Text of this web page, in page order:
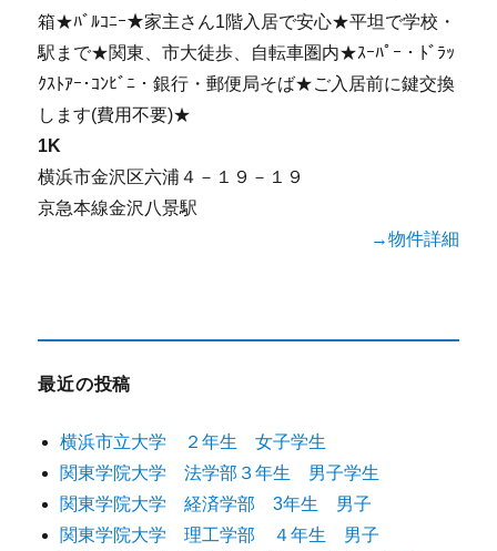
箱★ﾊﾞﾙｺﾆｰ★家主さん1階入居で安心★平坦で学校・
駅まで★関東、市大徒歩、自転車圏内★ｽｰﾊﾟｰ・ﾄﾞﾗｯ
ｸｽﾄｱｰ･ｺﾝﾋﾞﾆ・銀行・郵便局そば★ご入居前に鍵交換
します(費用不要)★
1K
横浜市金沢区六浦４－１９－１９
京急本線金沢八景駅
→物件詳細
最近の投稿
横浜市立大学 ２年生 女子学生
関東学院大学 法学部３年生 男子学生
関東学院大学 経済学部 3年生 男子
関東学院大学 理工学部 ４年生 男子